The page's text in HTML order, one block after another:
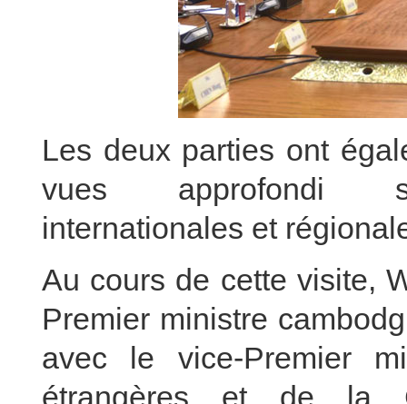
Les deux parties ont
vues approfondi
internationales et
Au cours de cette visite,
Premier ministre
avec le vice-Premier
étrangères et de la